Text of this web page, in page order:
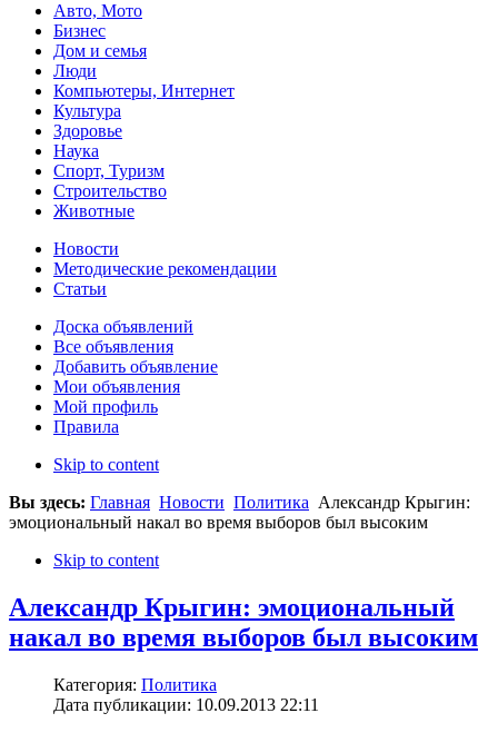
Авто, Мото
Бизнес
Дом и семья
Люди
Компьютеры, Интернет
Культура
Здоровье
Наука
Спорт, Туризм
Строительство
Животные
Новости
Методические рекомендации
Статьи
Доска объявлений
Все объявления
Добавить объявление
Мои объявления
Мой профиль
Правила
Skip to content
Вы здесь: Главная Новости Политика Александр Крыгин:
эмоциональный накал во время выборов был высоким
Skip to content
Александр Крыгин: эмоциональный
накал во время выборов был высоким
Категория: Политика
Дата публикации: 10.09.2013 22:11